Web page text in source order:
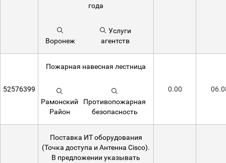
года
Воронеж
Услуги
агентств
52576399
Пожарная навесная лестница
Рамонский
Район
Противопожарная
безопасность
0.00
Поставка ИТ оборудования
(Точка доступа и Антенна Cisco).
В предложении указывать